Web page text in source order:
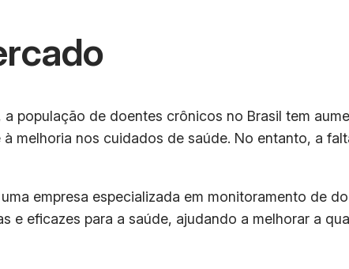
população de doentes crônicos no Brasil tem
melhoria nos cuidados de saúde. No entanto, a
empresa especializada em monitoramento de
e eficazes para a saúde, ajudando a melhorar a